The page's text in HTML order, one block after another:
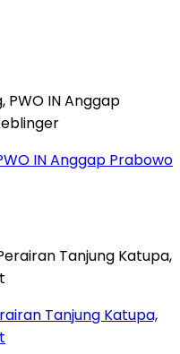
IN Anggap Prabowo
Tanjung Katupa,